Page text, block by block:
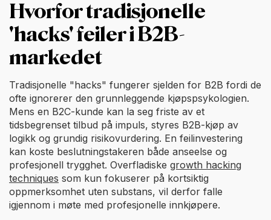
Hvorfor tradisjonelle
'hacks' feiler i B2B-
markedet
Tradisjonelle "hacks" fungerer sjelden for B2B fordi de
ofte ignorerer den grunnleggende kjøpspsykologien.
Mens en B2C-kunde kan la seg friste av et
tidsbegrenset tilbud på impuls, styres B2B-kjøp av
logikk og grundig risikovurdering. En feilinvestering
kan koste beslutningstakeren både anseelse og
profesjonell trygghet. Overfladiske growth hacking
techniques som kun fokuserer på kortsiktig
oppmerksomhet uten substans, vil derfor falle
igjennom i møte med profesjonelle innkjøpere.